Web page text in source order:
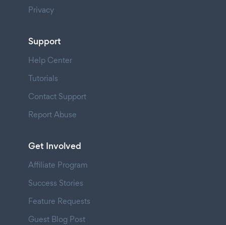
Privacy
Support
Help Center
Tutorials
Contact Support
Report Abuse
Get Involved
Affiliate Program
Success Stories
Feature Requests
Guest Blog Post